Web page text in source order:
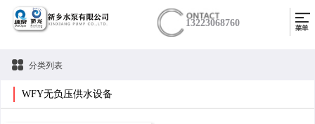
13223068760
分类列表
WFY无负压供水设备